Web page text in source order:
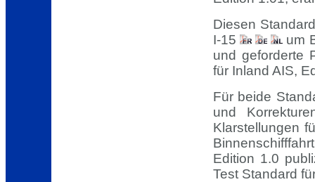
Diesen
I-15
um
und geforderte
für Inland AIS,
Für beide
und
Klarstellungen
Edition 1.0
Test Standard